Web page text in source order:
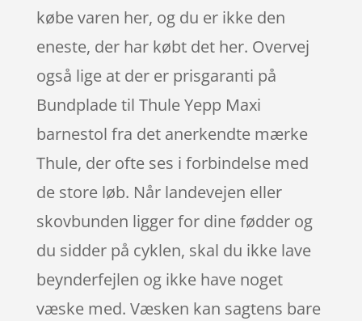
købe varen her, og du er ikke den
eneste, der har købt det her. Overvej
også lige at der er prisgaranti på
Bundplade til Thule Yepp Maxi
barnestol fra det anerkendte mærke
Thule, der ofte ses i forbindelse med
de store løb. Når landevejen eller
skovbunden ligger for dine fødder og
du sidder på cyklen, skal du ikke lave
beynderfejlen og ikke have noget
væske med. Væsken kan sagtens bare